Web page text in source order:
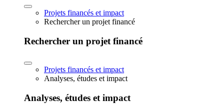
Projets financés et impact
Rechercher un projet financé
Rechercher un projet financé
Projets financés et impact
Analyses, études et impact
Analyses, études et impact